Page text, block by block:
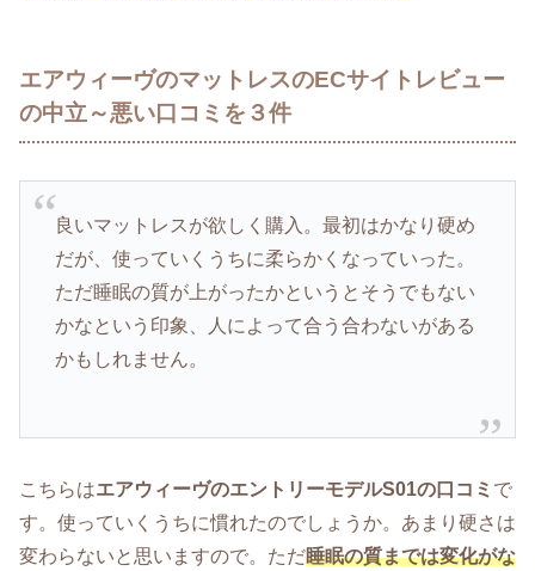
エアウィーヴのマットレスのECサイトレビュー
の中立～悪い口コミを３件
良いマットレスが欲しく購入。最初はかなり硬め
だが、使っていくうちに柔らかくなっていった。
ただ睡眠の質が上がったかというとそうでもない
かなという印象、人によって合う合わないがある
かもしれません。
こちらはエアウィーヴのエントリーモデルS01の口コミ で
す。使っていくうちに慣れたのでしょうか。あまり硬さは
変わらないと思いますので。ただ睡眠の質までは変化がな